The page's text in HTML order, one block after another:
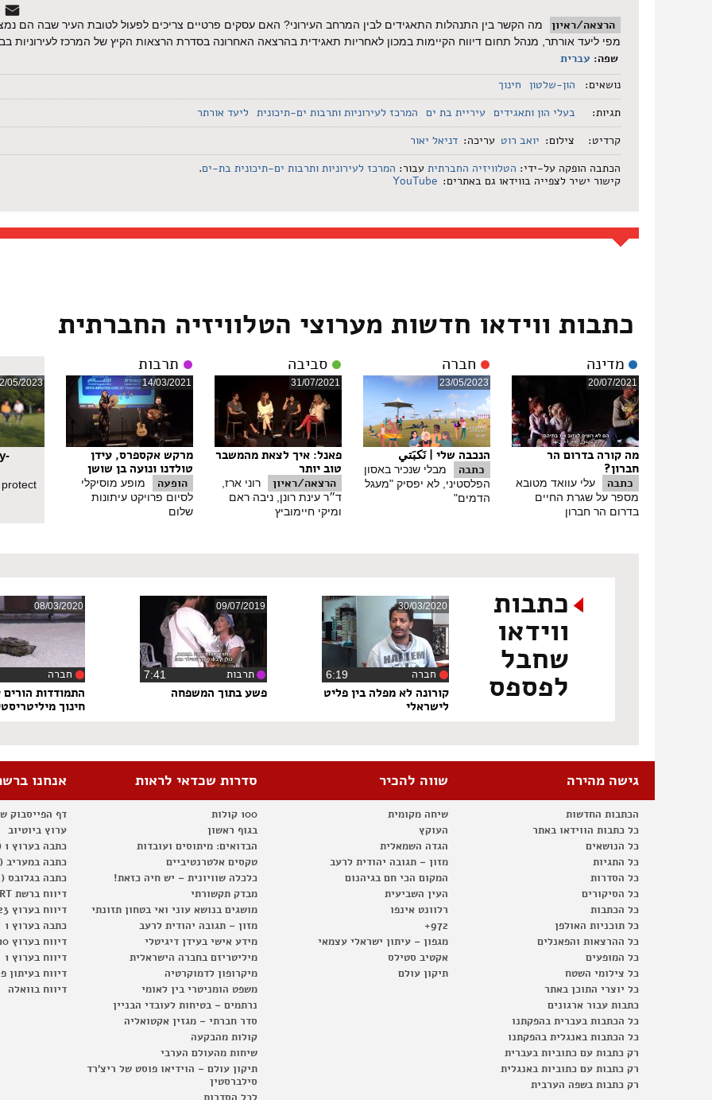
הרצאה/ראיון
מה הקשר בין התנהלות התאגידים לבין המרחב העירוני? האם עסקים פרטיים צריכים לפעול לטובת העיר שבה הם
מפי ליעד אורתר, מנהל תחום דיווח הקיימות במכון לאחריות תאגידית בהרצאה האחרונה בסדרת הרצאות הקיץ של המרכז לעירוניות
שפה: עברית
נושאים:
הון-שלטון חינוך
תגיות:
בעלי הון ותאגידים עיריית בת ים המרכז לעירוניות ותרבות ים-תיכונית ליעד אורתר
קרדיט:
צילום: יואב רוט עריכה: דניאל יאור
הכתבה הופקה על-ידי: הטלוויזיה החברתית עבור: המרכז לעירוניות ותרבות ים-תיכונית בת-ים.
קישור ישיר לצפייה בווידאו גם באתרים: YouTube
כתבות ווידאו חדשות מערוצי הטלוויזיה החברתית
מדינה
20/07/2021
מה קורה בדרום הר
חברון?
כתבה
עלי עוואד מטובא
מספר על שגרת החיים
בדרום הר חברון
חברה
23/05/2023
הנכבה שלי | نَكبَتي
כתבה
מבלי שנכיר באסון
הפלסטיני, לא יפסיק "מעגל
הדמים"
סביבה
31/07/2021
פאנל: איך לצאת מהמשבר
טוב יותר
הרצאה/ראיון
רוני ארז,
ד״ר עינת רונן, ניבה ראם
ומיקי חיימוביץ
תרבות
14/03/2021
מרקש אקספרס, עידן
טולדנו ונועה בן שושן
הופעה
מופע מוסיקלי
לסיום פרויקט עיתונות
שלום
05/2023
כתבות
ווידאו
שחבל
לפספס
30/03/2020
חברה
קורונה לא מפלה בין פליט
לישראלי
09/07/2019
תרבות
פשע בתוך המשפחה
08/03/2020
חברה
התמודדות
חינוך
גישה מהירה
הכתבות החדשות
כל כתבות הווידאו באתר
כל הנושאים
כל התגיות
כל הסדרות
כל הסיקורים
כל הכתבות
כל תוכניות האולפן
כל ההרצאות והפאנלים
כל המופעים
כל צילומי השטח
כל יוצרי התוכן באתר
כתבות עבור ארגונים
כל הכתבות בעברית בהפקתנו
כל הכתבות באנגלית בהפקתנו
רק כתבות עם כתוביות בעברית
רק כתבות עם כתוביות באנגלית
רק כתבות בשפה הערבית
שווה להכיר
שיחה מקומית
העוקץ
הגדה השמאלית
מזון – תגובה יהודית לרעב
המקום הכי חם בגיהנום
העין השביעית
רלוונט אינפו
972+
מגפון – עיתון ישראלי עצמאי
אקטיב סטילס
תיקון עולם
סדרות שכדאי לראות
100 קולות
בגוף ראשון
הבדואים: מיתוסים ועובדות
טקסים אלטרנטיביים
כלכלה שוויונית – יש חיה כזאת!
מבדק תקשורתי
מושגים בנושא עוני ואי בטחון תזונתי
מזון – תגובה יהודית לרעב
מידע אישי בעידן דיגיטלי
מיליטריזם בחברה הישראלית
מיקרופון לדמוקרטיה
משפט הומניטרי בין לאומי
נרתמים – בטיחות לעובדי הבניין
סדר חברתי – מגזין אקטואליה
קולות מהבקעה
שיחות מהעולם הערבי
תיקון עולם – הוידיאו פוסט של ריצ'רד
סילברסטין
אנחנו
דף הפייסבוק
ערוץ ביוטיוב
כתבה בערוץ 1 (2012)
כתבה במעריב (2012)
כתבה בגלובס (2012)
דיווח ברשת RT
דיווח בערוץ 23
כתבה בערוץ 1
דיווח בערוץ 10
דיווח בערוץ 1
דיווח בעיתון
דיווח בוואלה